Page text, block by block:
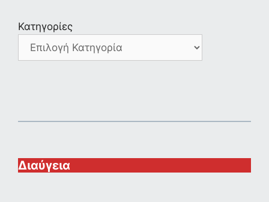
Κατηγορίες
Διαύγεια